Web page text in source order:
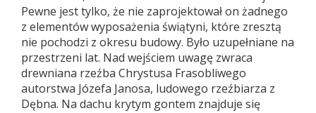
Pewne jest tylko, że nie zaprojektował on żadnego
z elementów wyposażenia świątyni, które zresztą
nie pochodzi z okresu budowy. Było uzupełniane na
przestrzeni lat. Nad wejściem uwagę zwraca
drewniana rzeźba Chrystusa Frasobliwego
autorstwa Józefa Janosa, ludowego rzeźbiarza z
Dębna. Na dachu krytym gontem znajduje się